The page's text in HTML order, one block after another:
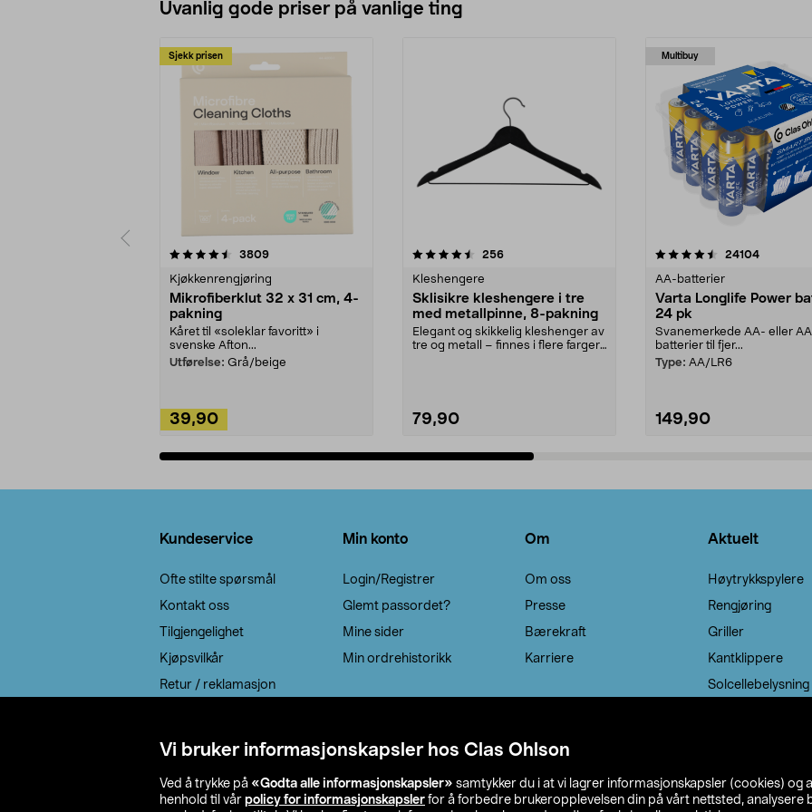
Vi bruker informasjonskapsler hos Clas Ohlson
Ved å trykke på «Godta alle informasjonskapsler» samtykker du i at vi lagrer informasjonskapsler (cookies) og
henhold til vår policy for informasjonskapsler for å forbedre brukeropplevelsen din på vårt nettsted, analysere
Uvanlig gode priser på vanlige ting
Sjekk prisen
3809anmeldelser
Kjøkkenrengjøring
Mikrofiberklut 32 x 31 cm, 4-
pakning
Kåret til «soleklar favoritt» i
svenske Afton...
Utførelse: Grå/beige
39,90
4.5av 5 stjerner 256anmeldelser
Kleshengere
Sklisikre kleshengere i tre
med metallpinne, 8-pakning
Elegant og skikkelig kleshenger av
tre og metall – finnes i flere farger.
79,90
Multibuy
4.5av 5 stjerner 24104
AA-batterier
Varta Longlife Power
24 pk
Svanemerkede AA- eller
batterier til fjer...
Type: AA/LR6
149,90
4.5av 5 stjerner
Kundeservice
Ofte stilte spørsmål
Kontakt oss
Tilgjengelighet
Kjøpsvilkår
Retur / reklamasjon
Min konto
Login/Registrer
Glemt passordet?
Mine sider
Min ordrehistorikk
Om
Om oss
Presse
Bærekraft
Karriere
Aktuelt
Høytrykkspylere
Rengjøring
Griller
Kantklippere
Solcellebelysning